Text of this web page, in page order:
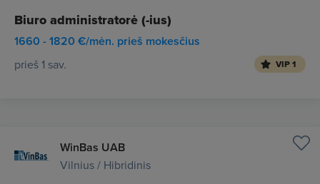
Biuro administratorė (-ius)
1660 - 1820 €/mėn. prieš mokesčius
prieš 1 sav. VIP 1
WinBas UAB
Vilnius / Hibridinis